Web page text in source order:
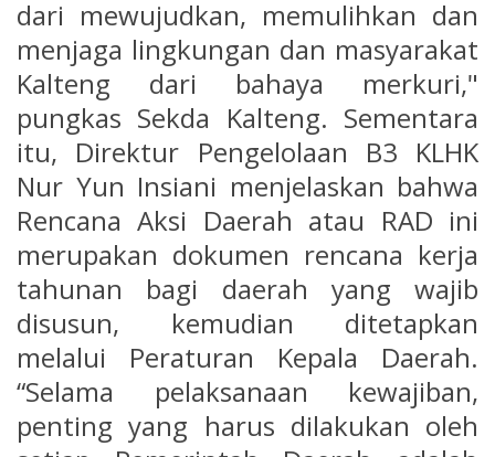
dari mewujudkan, memulihkan dan
menjaga lingkungan dan masyarakat
Kalteng dari bahaya merkuri,"
pungkas Sekda Kalteng. Sementara
itu, Direktur Pengelolaan B3 KLHK
Nur Yun Insiani menjelaskan bahwa
Rencana Aksi Daerah atau RAD ini
merupakan dokumen rencana kerja
tahunan bagi daerah yang wajib
disusun, kemudian ditetapkan
melalui Peraturan Kepala Daerah.
“Selama pelaksanaan kewajiban,
penting yang harus dilakukan oleh